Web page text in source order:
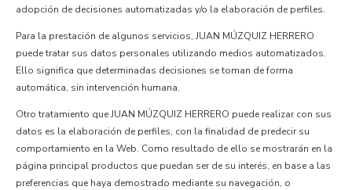
adopción de decisiones automatizadas y/o la elaboración de perfiles.
Para la prestación de algunos servicios, JUAN MÚZQUIZ HERRERO
puede tratar sus datos personales utilizando medios automatizados.
Ello significa que determinadas decisiones se toman de forma
automática, sin intervención humana.
Otro tratamiento que JUAN MÚZQUIZ HERRERO puede realizar con sus
datos es la elaboración de perfiles, con la finalidad de predecir su
comportamiento en la Web. Como resultado de ello se mostrarán en la
página principal productos que puedan ser de su interés, en base a las
preferencias que haya demostrado mediante su navegación, o